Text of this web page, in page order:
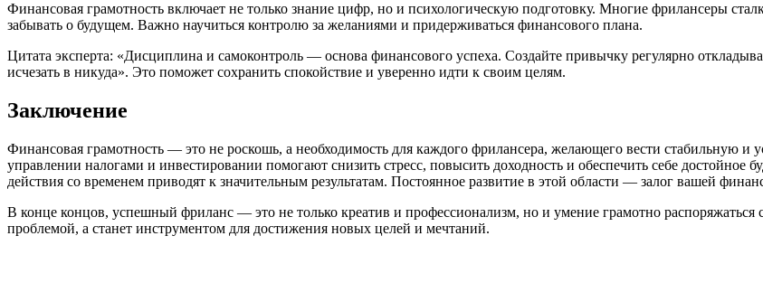
Финансовая грамотность включает не только знание цифр, но и психологическую подготовку. Многие фрилансеры
забывать о будущем. Важно научиться контролю за желаниями и придерживаться финансового плана.
Цитата эксперта: «Дисциплина и самоконтроль — основа финансового успеха. Создайте привычку регулярно
исчезать в никуда». Это поможет сохранить спокойствие и уверенно идти к своим целям.
Заключение
Финансовая грамотность — это не роскошь, а необходимость для каждого фрилансера, желающего вести стабильную
управлении налогами и инвестировании помогают снизить стресс, повысить доходность и обеспечить себе
действия со временем приводят к значительным результатам. Постоянное развитие в этой области — залог вашей
В конце концов, успешный фриланс — это не только креатив и профессионализм, но и умение грамотно распоряжаться
проблемой, а станет инструментом для достижения новых целей и мечтаний.